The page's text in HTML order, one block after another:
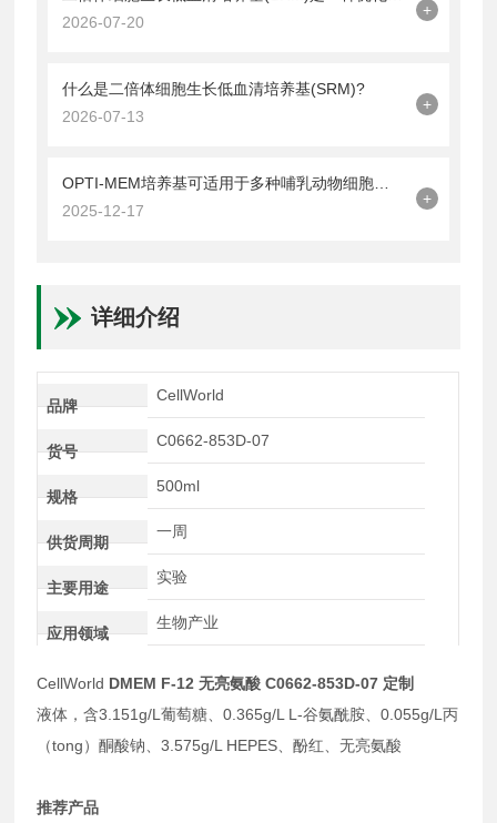
2026-07-20
+
什么是二倍体细胞生长低血清培养基(SRM)?
2026-07-13
+
2025-12-17
+
详细介绍
品牌
CellWorld
货号
C0662-853D-07
规格
500ml
供货周期
一周
主要用途
实验
应用领域
生物产业
CellWorld DMEM F-12 无亮氨酸 C0662-853D-07 定制
液体，含3.151g/L葡萄糖、0.365g/L L-谷氨酰胺、0.055g/L丙
（tong）酮酸钠、3.575g/L HEPES、酚红、无亮氨酸
推荐产品